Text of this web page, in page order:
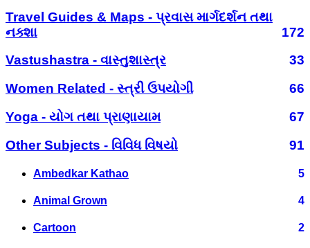
Travel Guides & Maps - પ્રવાસ માર્ગદર્શન તથા
નક્શા
172
Vastushastra - વાસ્તુશાસ્ત્ર
33
Women Related - સ્ત્રી ઉપયોગી
66
Yoga - યોગ તથા પ્રાણાયામ
67
Other Subjects - વિવિધ વિષયો
91
Ambedkar Kathao 5
Animal Grown 4
Cartoon 2